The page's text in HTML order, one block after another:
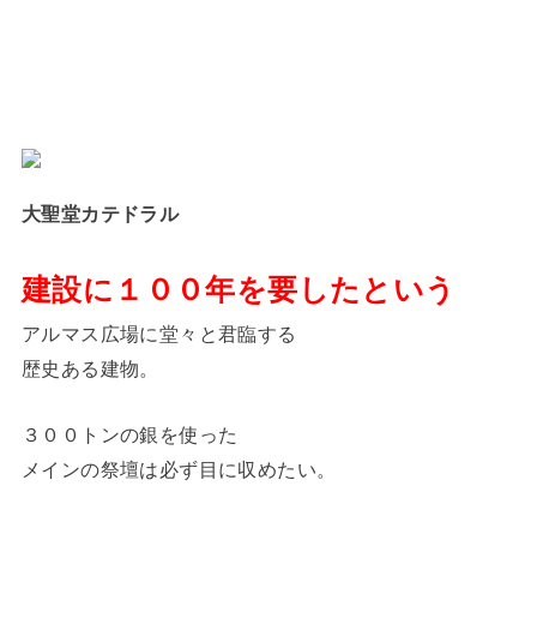
大聖堂カテドラル
建設に１００年を要したという
アルマス広場に堂々と君臨する
歴史ある建物。
３００トンの銀を使った
メインの祭壇は必ず目に収めたい。